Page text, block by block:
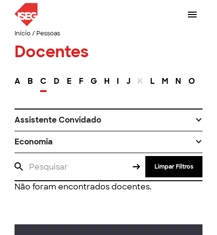
Início/ Pessoas
Docentes
A B C D E F G H I J K L M N O
Assistente Convidado
Economia
Limpar Filtros
Não foram encontrados docentes.